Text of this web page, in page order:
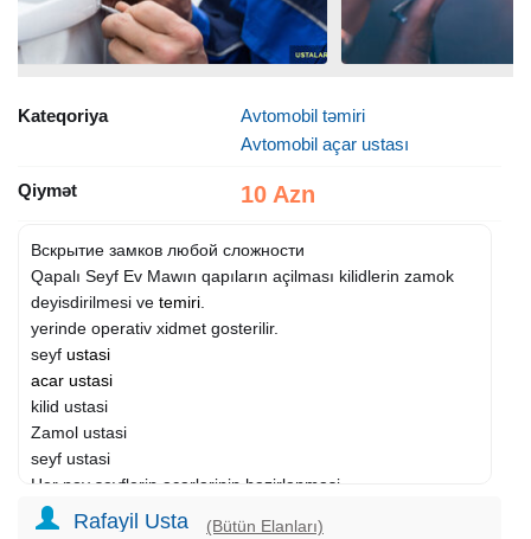
Kateqoriya
Avtomobil təmiri
Avtomobil açar ustası
Qiymət 10 Azn
Вскрытие замков любой сложности
Qapalı Seyf Ev Mawın qapıların açilması kilidlerin zamok
deyisdirilmesi ve temiri
yerinde operativ xidmet gosterilir.
seyf ustasi
acar ustasi
kilid ustasi
Zamol ustasi
seyf ustasi
Her nov seyflerin acarlarinin hazirlanmasi
Maksimum seliqeli ve operativ xidmet
Rafayil Usta (Bütün Elanları)